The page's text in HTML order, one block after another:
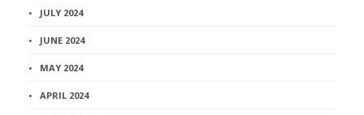
JULY 2024
JUNE 2024
MAY 2024
APRIL 2024